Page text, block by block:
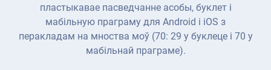
пластыкавае пасведчанне асобы, буклет і
мабільную праграму для Android і iOS з
перакладам на мноства моў (70: 29 у буклеце і 70 у
мабільнай праграме).